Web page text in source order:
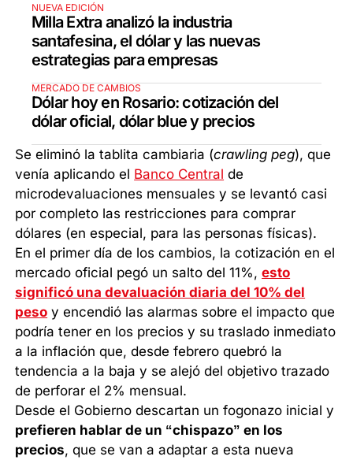
NUEVA EDICIÓN
Milla Extra analizó la industria
santafesina, el dólar y las nuevas
estrategias para empresas
MERCADO DE CAMBIOS
Dólar hoy en Rosario: cotización del
dólar oficial, dólar blue y precios
Se eliminó la tablita cambiaria (crawling peg), que
venía aplicando el Banco Central de
microdevaluaciones mensuales y se levantó casi
por completo las restricciones para comprar
dólares (en especial, para las personas físicas).
En el primer día de los cambios, la cotización en el
mercado oficial pegó un salto del 11%,esto
significó una devaluación diaria del 10% del
peso y encendió las alarmas sobre el impacto que
podría tener en los precios y su traslado inmediato
a la inflación que, desde febrero quebró la
tendencia a la baja y se alejó del objetivo trazado
de perforar el 2% mensual.
Desde el Gobierno descartan un fogonazo inicial y
prefieren hablar de un “chispazo” en los
precios, que se van a adaptar a esta nueva